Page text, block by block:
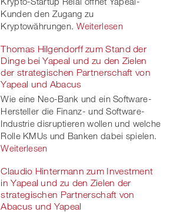
Kunden den Zugang zu
Kryptowährungen. Weiterlesen
Thomas Hilgendorff zum Stand der
Dinge bei Yapeal und zu den Zielen
der strategischen Partnerschaft von
Yapeal und Abacus
Wie eine Neo-Bank und ein Software-
Hersteller die Finanz- und Software-
Industrie disruptieren wollen und welche
Rolle KMUs und Banken dabei spielen.
Weiterlesen
Claudio Hintermann zum Investment
in Yapeal und zu den Zielen der
strategischen Partnerschaft von
Abacus und Yapeal